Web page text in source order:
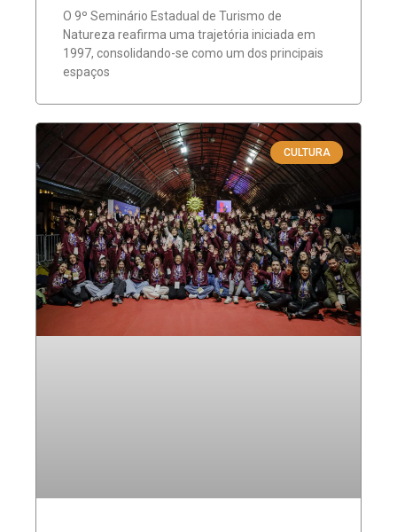
O 9º Seminário Estadual de Turismo de
Natureza reafirma uma trajetória iniciada em
1997, consolidando-se como um dos principais
espaços
CULTURA